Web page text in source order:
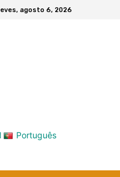
agosto 6, 2026
Português